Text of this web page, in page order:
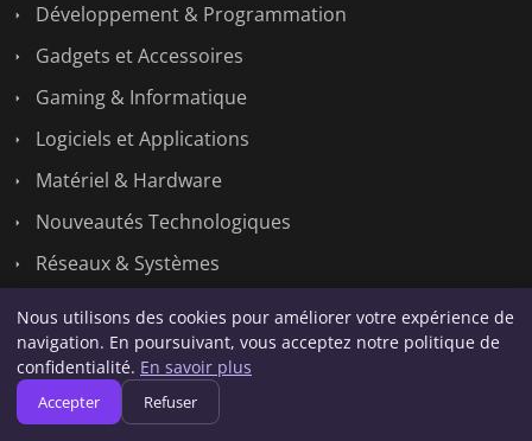
Développement & Programmation
Gadgets et Accessoires
Gaming & Informatique
Logiciels et Applications
Matériel & Hardware
Nouveautés Technologiques
Réseaux & Systèmes
Liens utiles
Nous utilisons des cookies pour améliorer votre expérience de
navigation. En poursuivant, vous acceptez notre politique de
confidentialité. En savoir plus
Accepter Refuser